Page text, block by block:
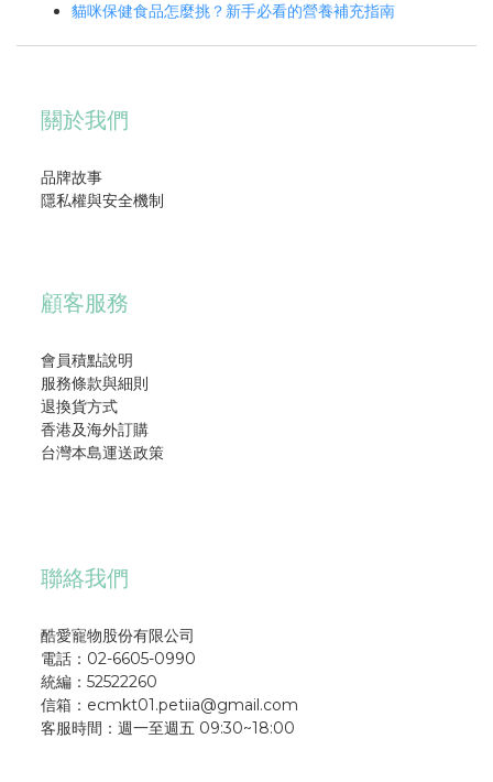
貓咪保健食品怎麼挑？新手必看的營養補充指南
關於我們
品牌故事
隱私權與安全機制
顧客服務
會員積點說明
服務條款與細則
退換貨方式
香港及海外訂購
台灣本島運送政策
聯絡我們
酷愛寵物股份有限公司
電話：02-6605-0990
統編：52522260
信箱：ecmkt01.petiia@gmail.com
客服時間：週一至週五 09:30~18:00